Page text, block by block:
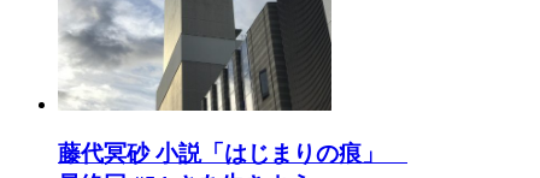
藤代冥砂 小説「はじまりの痕」